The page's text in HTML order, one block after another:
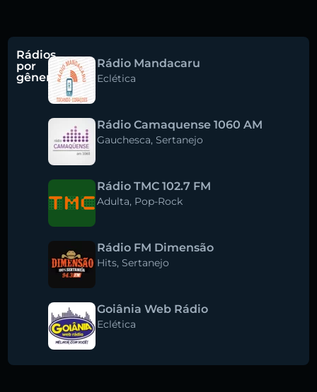
Rádios
por
gênero
Rádio Mandacaru
Eclética
Rádio Camaquense 1060 AM
Gauchesca, Sertanejo
Rádio TMC 102.7 FM
Adulta, Pop-Rock
Rádio FM Dimensão
Hits, Sertanejo
Goiânia Web Rádio
Eclética